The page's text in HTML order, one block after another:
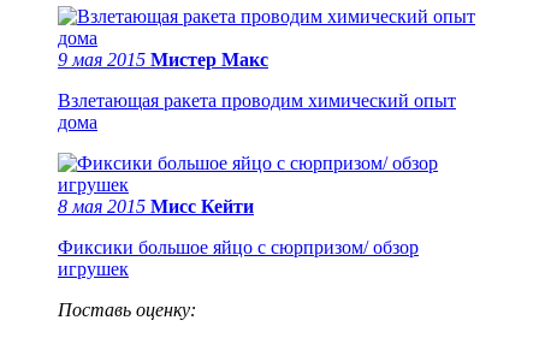
9 мая 2015 Мистер Макс
Взлетающая ракета проводим химический опыт
дома
8 мая 2015 Мисс Кейти
Фиксики большое яйцо с сюрпризом/ обзор
игрушек
Поставь оценку: